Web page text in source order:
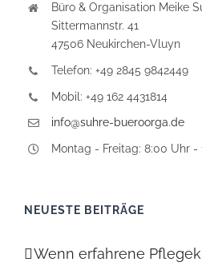
Büro & Organisation Meike
Sittermannstr. 41
47506 Neukirchen-Vluyn
Telefon: +49 2845 9842449
Mobil: +49 162 4431814
info@suhre-bueroorga.de
Montag - Freitag: 8:00 Uhr -
NEUESTE BEITRÄGE
Wenn erfahrene